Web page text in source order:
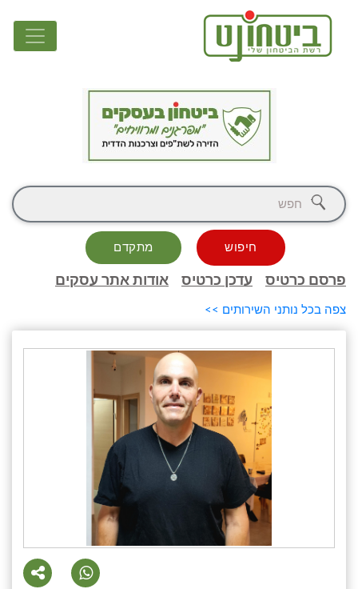
חיפוש מתקדם
פרסם כרטיס עדכן כרטיס אודות אתר עסקים
צפה בכל נותני השירותים >>